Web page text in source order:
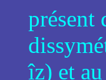
présent
îz) et